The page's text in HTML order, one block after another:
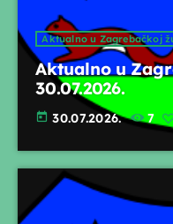
Aktualno u Zagrebačkoj
Aktualno u
30.07.2026.
today 30.07.2026. 7